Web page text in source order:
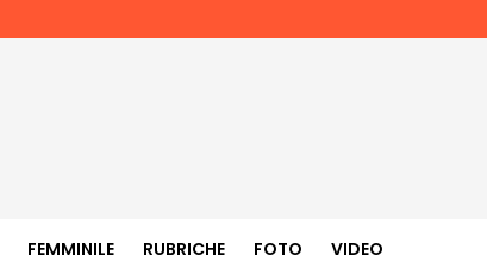
FEMMINILE RUBRICHE FOTO VIDEO